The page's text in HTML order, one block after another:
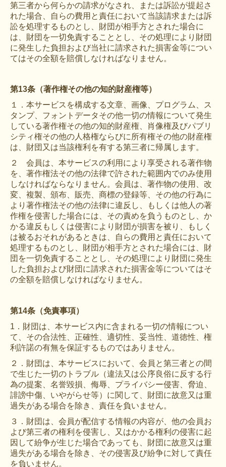
第三者から何らかの請求がなされ、または訴訟が提起さ
れた場合、自らの費用と責任において当該請求または訴
訟を処理するものとし、財団が相手方とされた場合に
は、財団を一切免責することとし、その処理により財団
に発生した負担および当社に請求された損害金等につい
てはその全額を賠償しなければなりません。
第13条（著作権その他の知的財産権等）
１．本サービスを構成する文章、画像、プログラム、ス
タンプ、フォントデータその他一切の情報について発生
している著作権その他の知的財産権、肖像権及びパブリ
シティ権その他の人格権ならびに所有権その他の財産権
は、財団又は当該権利を有する第三者に帰属します。
２ 会員は、本サービスの利用により享受される著作物
を、著作権法その他の法律で許された範囲内でのみ使用
しなければならなりません。会員は、著作物の使用、改
変、複製、頒布、販売、商標の登録等、その他の行為に
より著作権法その他の法律に違反し、もしくは他人の著
作権を侵害した場合には、その責めを負うものとし、か
かる違反もしくは侵害により財団が損害を被り、もしく
は被るおそれがあるときは、自らの費用と責任において
処理するものとし、財団が相手方とされた場合には、財
団を一切免責することとし、その処理により財団に発生
した負担および財団に請求された損害金等についてはそ
の全額を賠償しなければなりません。
第14条（免責事項）
1．財団は、本サービス内に含まれる一切の情報につい
て、その合法性、正確性、適切性、妥当性、道徳性、権
利許諾の有無を保証するものではありません。
２．財団は、本サービスにおいて、会員と第三者との間
で生じた一切のトラブル（違法又は公序良俗に反する行
為の提案、名誉毀損、侮辱、プライバシー侵害、脅迫、
誹謗中傷、いやがらせ等）に関して、財団に故意又は重
過失がある場合を除き、責任を負いません。
３．財団は、会員が配信する情報の内容が、他の会員お
よび第三者の権利を侵害し、又はかかる権利の侵害に起
因して紛争が生じた場合であっても、財団に故意又は重
過失がある場合を除き、その侵害及び紛争に対して責任
を負いません。